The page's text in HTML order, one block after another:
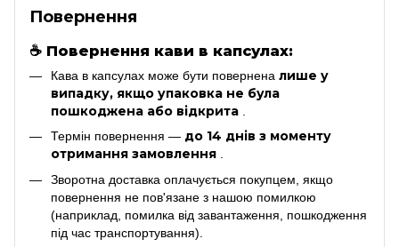
Повернення
☕ Повернення кави в капсулах:
Кава в капсулах може бути повернена лише у
випадку, якщо упаковка не була
пошкоджена або відкрита
Термін повернення — до 14 днів з моменту
отримання замовлення .
Зворотна доставка оплачується покупцем, якщо
повернення не пов'язане з нашою помилкою
(наприклад, помилка від завантаження, пошкодження
під час транспортування).